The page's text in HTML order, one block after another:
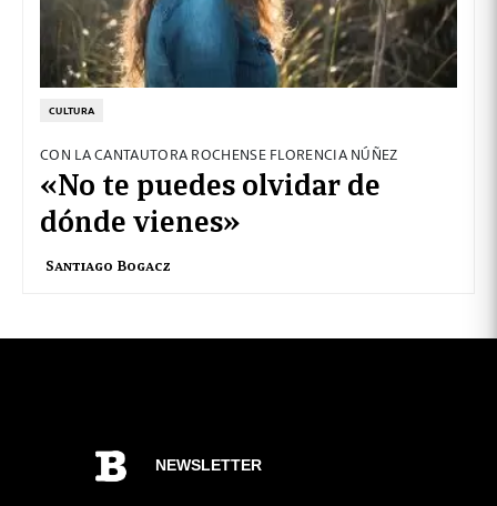
CULTURA
CON LA CANTAUTORA ROCHENSE FLORENCIA NÚÑEZ
«No te puedes olvidar de
dónde vienes»
Santiago Bogacz